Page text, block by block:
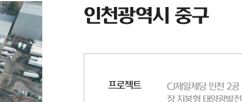
인천광역시 중구
프로젝트
CJ제일제당 인천 2공
장 지붕형 태양광발전